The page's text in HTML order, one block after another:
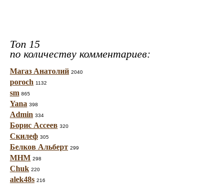
Топ 15
по количеству комментариев:
Магаз Анатолий 2040
poroch 1132
sm 865
Yana 398
Admin 334
Борис Ассеев 320
Скилеф 305
Белков Альберт 299
МНМ 298
Chuk 220
alek48s 216